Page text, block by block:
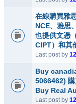
在線購買雅
NCE、雅思
也提供文憑
CIPT）和其
Last post by
Buy
5066462)
Buy Real
Last post by